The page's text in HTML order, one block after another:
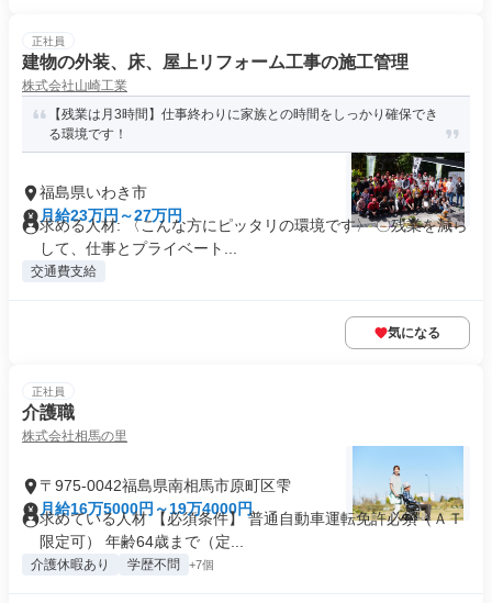
正社員
建物の外装、床、屋上リフォーム工事の施工管理
株式会社山崎工業
【残業は月3時間】仕事終わりに家族との時間をしっかり確保でき
る環境です！
福島県いわき市
月給23万円～27万円
求める人材: 〈こんな方にピッタリの環境です〉 〇残業を減ら
して、仕事とプライベート...
交通費支給
気になる
正社員
介護職
株式会社相馬の里
〒975-0042福島県南相馬市原町区雫
月給16万5000円～19万4000円
求めている人材 【必須条件】 普通自動車運転免許必須（ＡＴ
限定可） 年齢64歳まで（定...
介護休暇あり 学歴不問 +7個